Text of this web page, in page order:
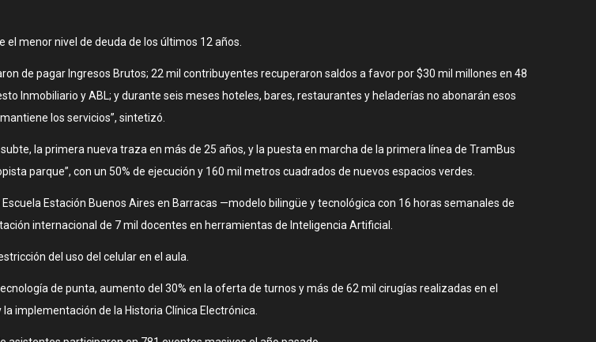
menor nivel de deuda de los últimos 12 años.
de pagar Ingresos Brutos; 22 mil contribuyentes recuperaron saldos a favor por $30 mil millones en 48
Inmobiliario y ABL; y durante seis meses hoteles, bares, restaurantes y heladerías no abonarán esos
los servicios”, sintetizó.
la primera nueva traza en más de 25 años, y la puesta en marcha de la primera línea de TramBus
parque”, con un 50% de ejecución y 160 mil metros cuadrados de nuevos espacios verdes.
Estación Buenos Aires en Barracas —modelo bilingüe y tecnológica con 16 horas semanales de
internacional de 7 mil docentes en herramientas de Inteligencia Artificial.
del uso del celular en el aula.
de punta, aumento del 30% en la oferta de turnos y más de 62 mil cirugías realizadas en el
implementación de la Historia Clínica Electrónica.